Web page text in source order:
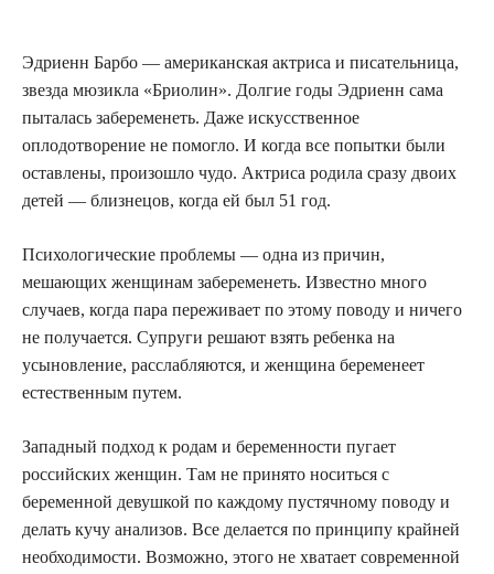
Эдриенн Барбо — американская актриса и писательница,
звезда мюзикла «Бриолин». Долгие годы Эдриенн сама
пыталась забеременеть. Даже искусственное
оплодотворение не помогло. И когда все попытки были
оставлены, произошло чудо. Актриса родила сразу двоих
детей — близнецов, когда ей был 51 год.
Психологические проблемы — одна из причин,
мешающих женщинам забеременеть. Известно много
случаев, когда пара переживает по этому поводу и ничего
не получается. Супруги решают взять ребенка на
усыновление, расслабляются, и женщина беременеет
естественным путем.
Западный подход к родам и беременности пугает
российских женщин. Там не принято носиться с
беременной девушкой по каждому пустячному поводу и
делать кучу анализов. Все делается по принципу крайней
необходимости. Возможно, этого не хватает современной